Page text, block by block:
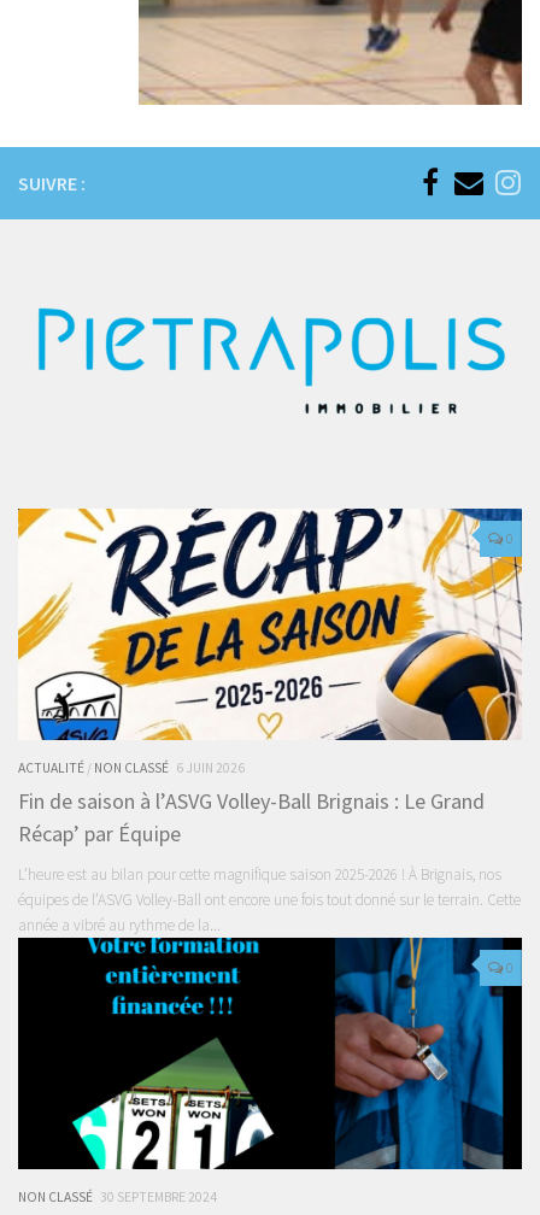
SUIVRE :
0
ACTUALITÉ / NON CLASSÉ 6 JUIN 2026
Fin de saison à l’ASVG Volley-Ball Brignais : Le Grand
Récap’ par Équipe
L’heure est au bilan pour cette magnifique saison 2025-2026 ! À Brignais, nos
équipes de l’ASVG Volley-Ball ont encore une fois tout donné sur le terrain. Cette
année a vibré au rythme de la...
0
NON CLASSÉ 30 SEPTEMBRE 2024